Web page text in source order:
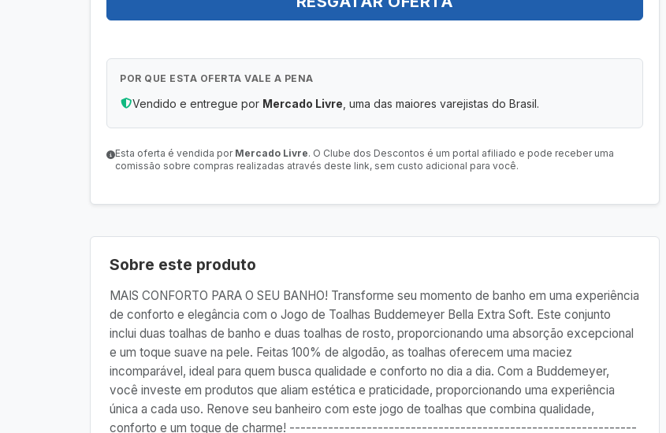
POR QUE ESTA OFERTA VALE A PENA
Vendido e entregue por Mercado Livre , uma das maiores varejistas do Brasil.
Esta oferta é vendida por Mercado Livre. O Clube dos Descontos é um portal afiliado e pode receber uma
comissão sobre compras realizadas através deste link, sem custo adicional para você.
Sobre este produto
MAIS CONFORTO PARA O SEU BANHO! Transforme seu momento de banho em uma experiência
de conforto e elegância com o Jogo de Toalhas Buddemeyer Bella Extra Soft. Este conjunto
inclui duas toalhas de banho e duas toalhas de rosto, proporcionando uma absorção excepcional
e um toque suave na pele. Feitas 100% de algodão, as toalhas oferecem uma maciez
incomparável, ideal para quem busca qualidade e conforto no dia a dia. Com a Buddemeyer,
você investe em produtos que aliam estética e praticidade, proporcionando uma experiência
única a cada uso. Renove seu banheiro com este jogo de toalhas que combina qualidade,
conforto e um toque de charme! ---------------------------------------------------------------